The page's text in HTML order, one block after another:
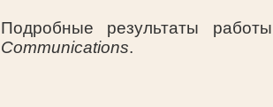
Подробные результаты
Communications.